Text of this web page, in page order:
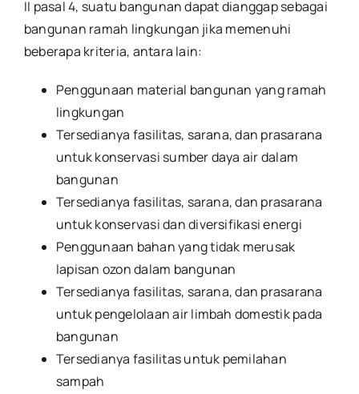
II pasal 4, suatu bangunan dapat dianggap sebagai
bangunan ramah lingkungan jika memenuhi
beberapa kriteria, antara lain:
Penggunaan material bangunan yang ramah
lingkungan
Tersedianya fasilitas, sarana, dan prasarana
untuk konservasi sumber daya air dalam
bangunan
Tersedianya fasilitas, sarana, dan prasarana
untuk konservasi dan diversifikasi energi
Penggunaan bahan yang tidak merusak
lapisan ozon dalam bangunan
Tersedianya fasilitas, sarana, dan prasarana
untuk pengelolaan air limbah domestik pada
bangunan
Tersedianya fasilitas untuk pemilahan
sampah